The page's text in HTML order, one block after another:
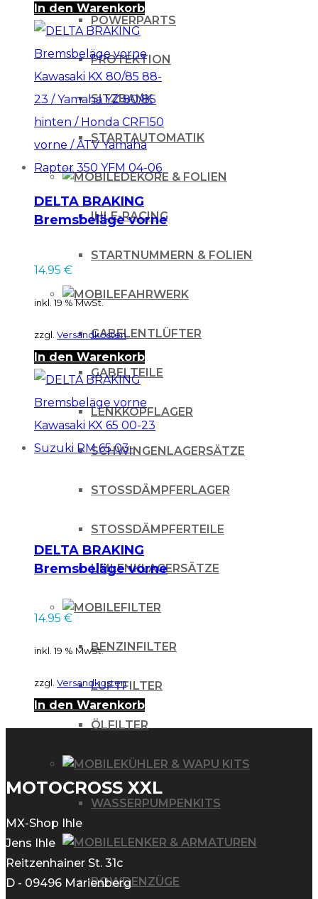
POWERPARTS
PROTEKTION
SITZBANK
STARTAUTOMATIK
DEKORE & FOLIEN
IHLE-RACING
STARTNUMMERN & FOLIEN
FAHRWERK
GABELENTLÜFTER
GABELTEILE
LENKKOPFLAGER
SCHWINGENLAGERSÄTZE
STOSSDÄMPFERLAGER
STOSSDÄMPFERTEILE
UMLENKLAGERSÄTZE
FILTER
BENZINFILTER
LUFTFILTER
ÖLFILTER
KÜHLER & WAPU KITS
WASSERPUMPENKITS
LENKER & ARMATUREN
BOWDENZÜGE
In den Warenkorb
DELTA BRAKING
Bremsbeläge vorne
88-23 / Yamaha YZ
80/85 hinten /
Honda CRF150 vorne
14.95 €
inkl. 19 % MwSt.
zzgl. Versandkosten
In den Warenkorb
DELTA BRAKING
Bremsbeläge vorne
23 Suzuki RM 65 03-
14.95 €
inkl. 19 % MwSt.
zzgl. Versandkosten
In den Warenkorb
MOTOCROSS XXL
MX-Shop Ihle
Jens Ihle
Reitzenhainer St. 31c
D - 09496 Marienberg